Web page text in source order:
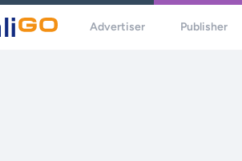
Advertiser Publisher